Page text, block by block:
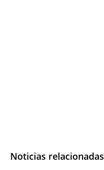
Noticias relacionadas